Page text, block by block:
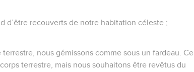
d’être recouverts de notre habitation céleste ;
nous gémissons comme sous un fardeau. Ce
terrestre, mais nous souhaitons être revêtus du